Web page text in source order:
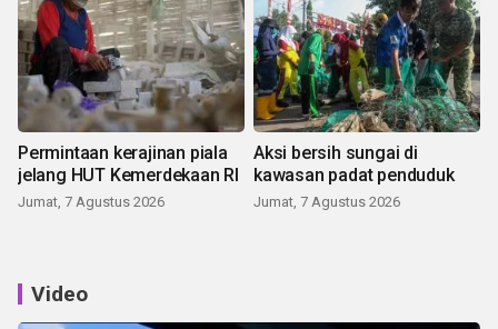
Permintaan kerajinan piala
jelang HUT Kemerdekaan RI
Jumat, 7 Agustus 2026
Aksi bersih sungai di
kawasan padat penduduk
Jumat, 7 Agustus 2026
Video